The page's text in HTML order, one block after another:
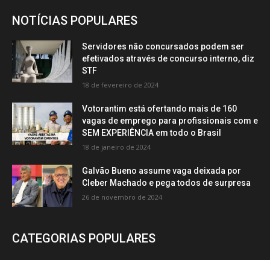
NOTÍCIAS POPULARES
Servidores não concursados podem ser
efetivados através de concurso interno, diz
STF
18 de fevereiro de 2024
Votorantim está ofertando mais de 160
vagas de emprego para profissionais com e
SEM EXPERIÊNCIA em todo o Brasil
18 de janeiro de 2024
Galvão Bueno assume vaga deixada por
Cleber Machado e pega todos de surpresa
26 de novembro de 2024
CATEGORIAS POPULARES